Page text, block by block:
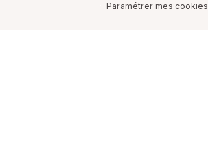
Paramétrer mes cookies